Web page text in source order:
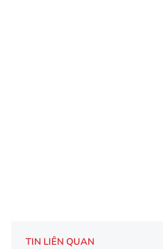
TIN LIÊN QUAN